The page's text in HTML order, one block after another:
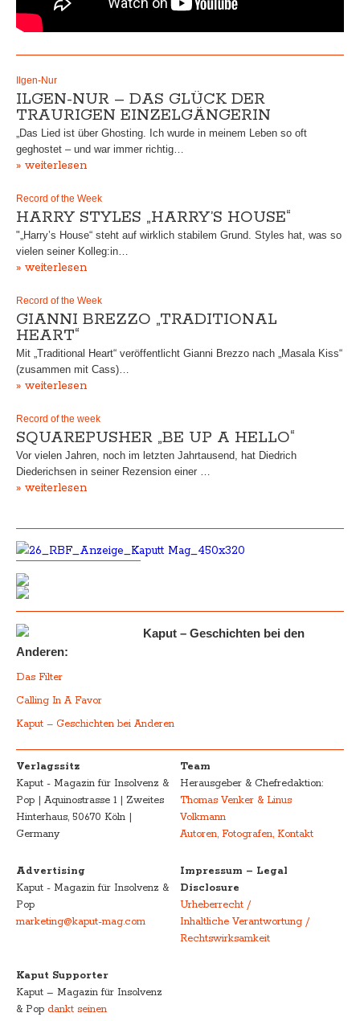
Ilgen-Nur
ILGEN-NUR – DAS GLÜCK DER
TRAURIGEN EINZELGÄNGERIN
„Das Lied ist über Ghosting. Ich wurde in meinem Leben so oft
geghostet – und war immer richtig…
» weiterlesen
Record of the Week
HARRY STYLES „HARRY’S HOUSE“
"„Harry’s House“ steht auf wirklich stabilem Grund. Styles hat, was so
vielen seiner Kolleg:in…
» weiterlesen
Record of the Week
GIANNI BREZZO „TRADITIONAL
HEART“
Mit „Traditional Heart“ veröffentlicht Gianni Brezzo nach „Masala Kiss“
(zusammen mit Cass)…
» weiterlesen
Record of the week
SQUAREPUSHER „BE UP A HELLO“
Vor vielen Jahren, noch im letzten Jahrtausend, hat Diedrich
Diederichsen in seiner Rezension einer …
» weiterlesen
Kaput – Geschichten bei den
Anderen:
Das Filter
Calling In A Favor
Kaput – Geschichten bei Anderen
Verlagssitz
Kaput - Magazin für Insolvenz &
Pop | Aquinostrasse 1 | Zweites
Hinterhaus, 50670 Köln |
Germany
Team
Herausgeber & Chefredaktion:
Thomas Venker & Linus
Volkmann
Autoren, Fotografen, Kontakt
Advertising
Kaput - Magazin für Insolvenz &
Pop
marketing@kaput-mag.com
Impressum – Legal
Disclosure
Urheberrecht /
Inhaltliche Verantwortung /
Rechtswirksamkeit
Kaput Supporter
Kaput – Magazin für Insolvenz
& Pop dankt seinen